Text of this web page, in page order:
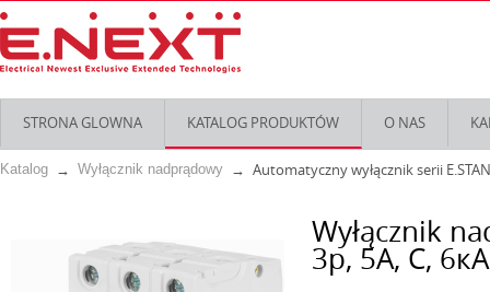
STRONA GLOWNA KATALOG PRODUKTÓW O NAS
Katalog Wyłącznik nadprądowy Automatyczny wyłącznik serii
Wyłącznik
3р, 5А, C, 6кА